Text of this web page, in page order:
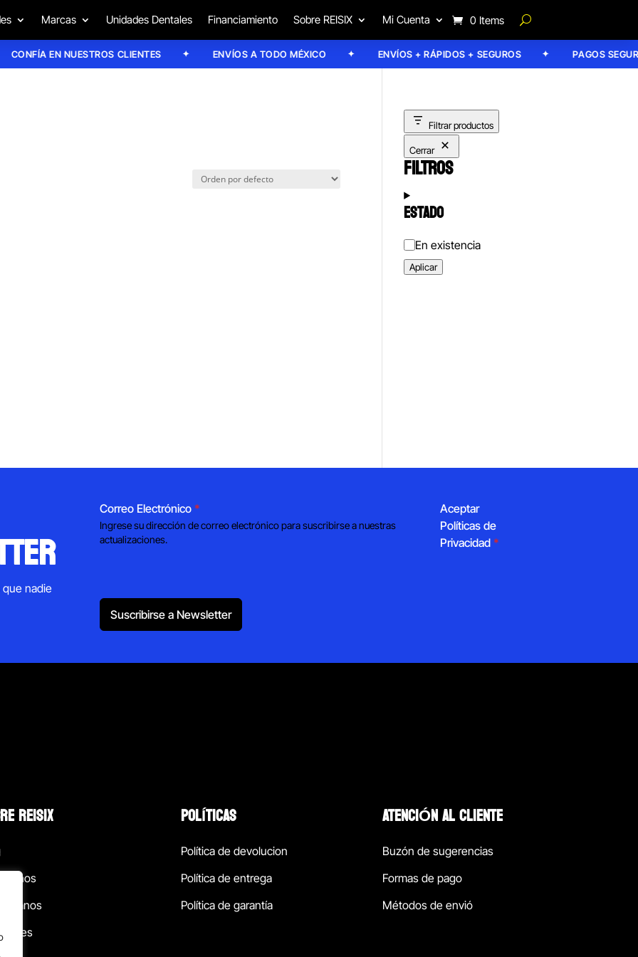
Marcas Unidades Dentales Financiamiento Sobre REISIX Mi Cuenta 0 Items
CONFÍA EN NUESTROS CLIENTES ENVÍOS A TODO MÉXICO ENVÍOS + RÁPIDOS + SEGUROS PAGOS SEGUROS
Filtrar productos
Cerrar
FILTROS
ESTADO
Estado
En existencia
Aplicar
nadie
Correo Electrónico *
Ingrese su dirección de correo electrónico para suscribirse a nuestras
actualizaciones.
Aceptar
Políticas de
Privacidad *
Suscribirse a Newsletter
REISIX POLÍTICAS
Política de devolucion
Política de entrega
Política de garantía
ATENCIÓN AL CLIENTE
Buzón de sugerencias
Formas de pago
Métodos de envió